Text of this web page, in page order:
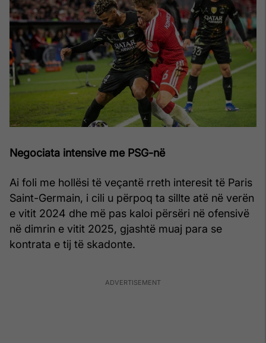
Negociata intensive me PSG-në
Ai foli me hollësi të veçantë rreth interesit të Paris
Saint-Germain, i cili u përpoq ta sillte atë në verën
e vitit 2024 dhe më pas kaloi përsëri në ofensivë
në dimrin e vitit 2025, gjashtë muaj para se
kontrata e tij të skadonte.